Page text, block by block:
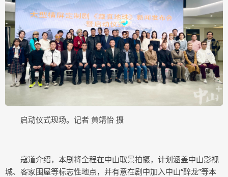
启动仪式现场。记者 黄靖怡 摄
寇道介绍，本剧将全程在中山取景拍摄，计划涵盖中山影视
城、客家围屋等标志性地点，并有意在剧中加入中山“醉龙”等本